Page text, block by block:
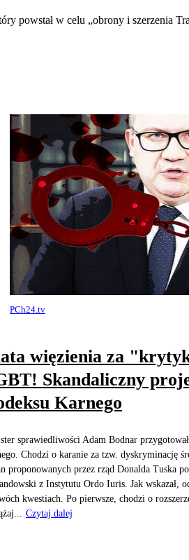
powstał w celu „obrony i szerzenia
PCh24.tv
więzienia za
Skandaliczny
Karnego
sprawiedliwości Adam Bodnar
Chodzi o karanie za tzw. dyskryminację
proponowanych przez rząd Donalda Tuska
z Instytutu Ordo Iuris. Jak wskazał,
kwestiach. Po pierwsze, chodzi o
Czytaj dalej